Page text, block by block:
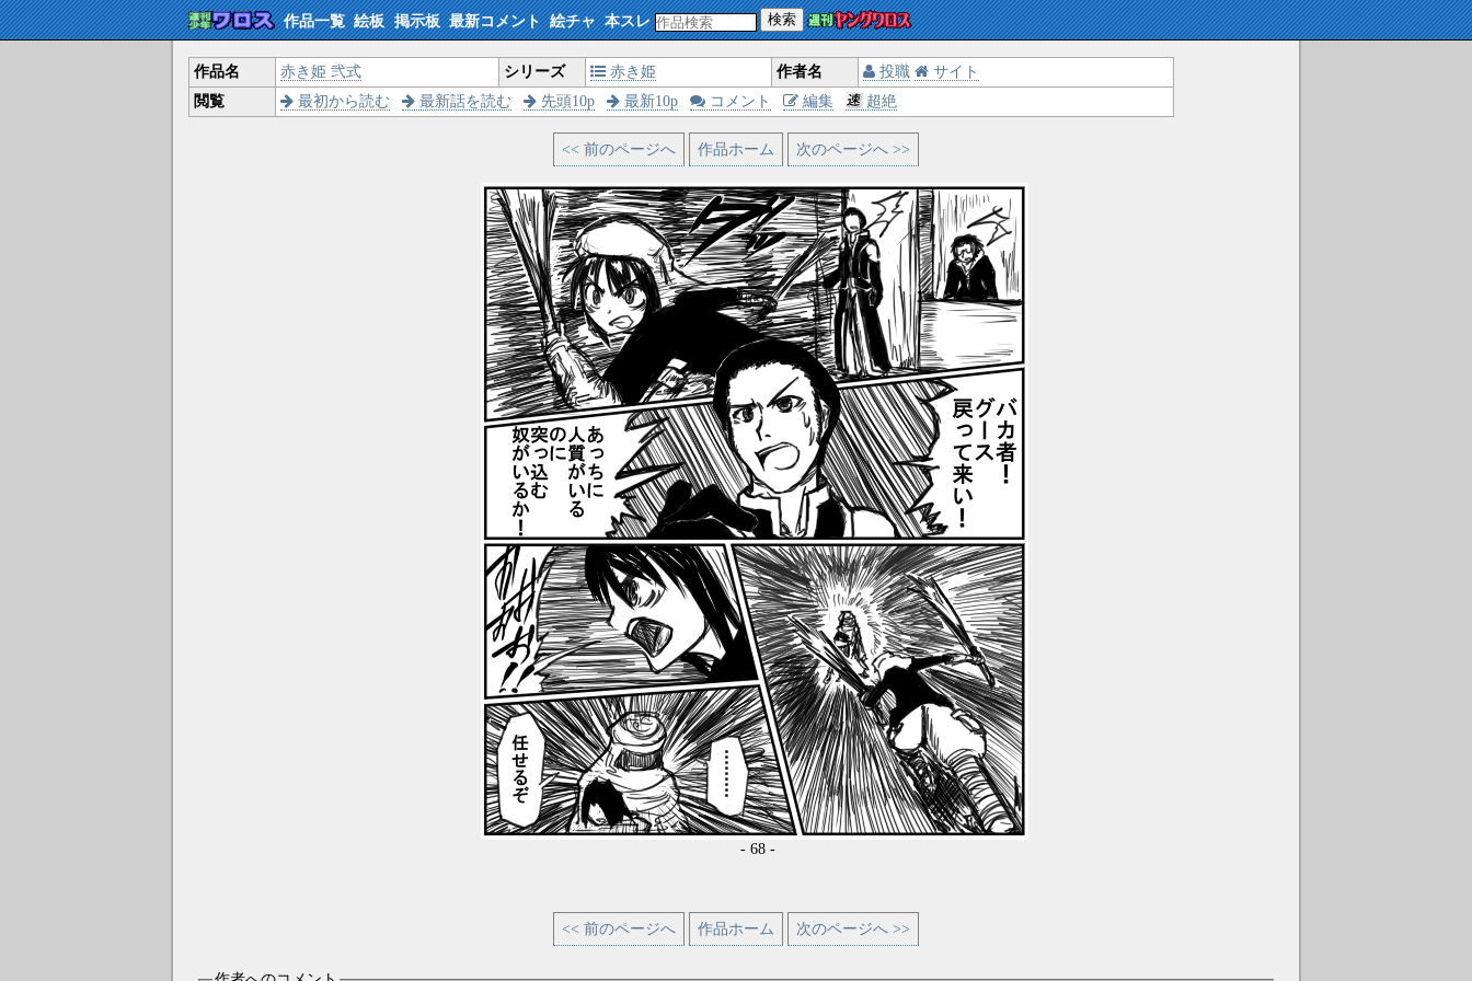
作品一覧 絵板 掲示板 最新コメント 絵チャ 本スレ 検索
作品名 赤き姫 弐式 シリーズ 赤き姫 作者名 投職
サイト
閲覧
最初から読む 最新話を読む 先頭10p 最新10p コメント 編集 超絶
<< 前のページへ 作品ホーム 次のページへ >>
- 68 -
<< 前のページへ 作品ホーム 次のページへ >>